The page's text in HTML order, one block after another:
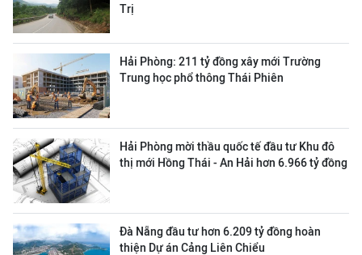
Trị
Hải Phòng: 211 tỷ đồng xây mới Trường
Trung học phổ thông Thái Phiên
Hải Phòng mời thầu quốc tế đầu tư Khu đô
thị mới Hồng Thái - An Hải hơn 6.966 tỷ đồng
Đà Nẵng đầu tư hơn 6.209 tỷ đồng hoàn
thiện Dự án Cảng Liên Chiểu